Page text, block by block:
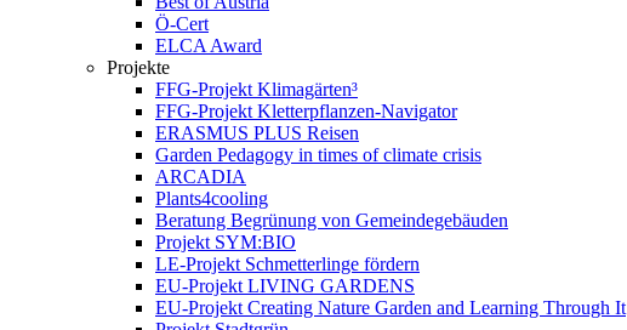
Ö-Cert
ELCA Award
Projekte
FFG-Projekt Klimagärten³
FFG-Projekt Kletterpflanzen-Navigator
ERASMUS PLUS Reisen
Garden Pedagogy in times of climate crisis
ARCADIA
Plants4cooling
Beratung Begrünung von Gemeindegebäuden
Projekt SYM:BIO
LE-Projekt Schmetterlinge fördern
EU-Projekt LIVING GARDENS
EU-Projekt Creating Nature Garden and Learning Through It